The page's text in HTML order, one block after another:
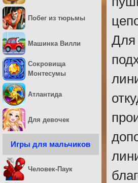
Для
Побег из тюрьмы
Машинка Вилли
Сокровища
Монтесумы
Атлантида
Для девочек
Игры для мальчиков
Человек-Паук